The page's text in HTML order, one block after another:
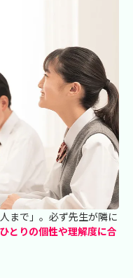
まで」。必ず先生が隣に
とりの個性や理解度に合